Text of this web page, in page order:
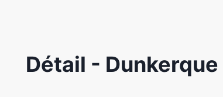
Détail -